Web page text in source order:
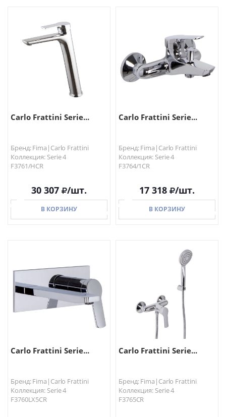
В КОРЗИНУ
Carlo Frattini Serie...
Бренд: Fima|Carlo Frattini
Коллекция: Serie 4
F3761/HCR
30 307 /шт.
В КОРЗИНУ
В КОРЗИНУ
Carlo Frattini Serie...
Бренд: Fima|Carlo Frattini
Коллекция: Serie 4
F3764/1CR
17 318 /шт.
В КОРЗИНУ
В КОРЗИНУ
Carlo Frattini Serie...
Бренд: Fima|Carlo Frattini
Коллекция: Serie 4
F3760LX5CR
Carlo Frattini Serie...
Бренд: Fima|Carlo Frattini
Коллекция: Serie 4
F3765CR